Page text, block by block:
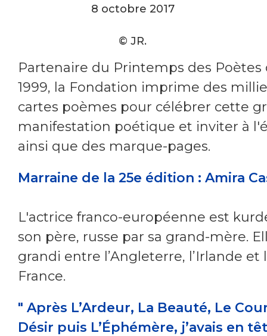
Partenaire du Printemps des Poètes
1999, la Fondation imprime des
cartes poèmes pour célébrer cette
manifestation poétique et inviter à
ainsi que des marque-pages.
Marraine de la 25e édition : Amira
L'actrice franco-européenne est
son père, russe par sa grand-mère.
grandi entre l’Angleterre, l’Irlande et
France.
" Après L’Ardeur, La Beauté, Le
Désir puis L’Éphémère, j’avais en
8 octobre 2017
© JR.